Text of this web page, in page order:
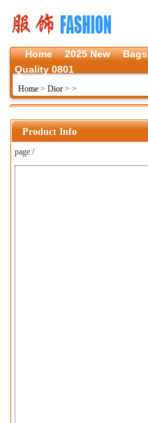
Home 2025 New Bags
Quality 0801
Home > Dior > >
Product Info
page /